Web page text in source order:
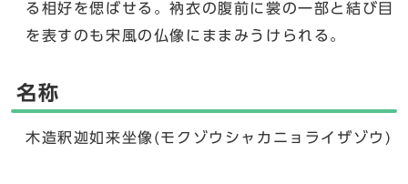
る相好を偲ばせる。衲衣の腹前に裳の一部と結び目
を表すのも宋風の仏像にままみうけられる。
名称
木造釈迦如来坐像(モクゾウシャカニョライザゾウ)